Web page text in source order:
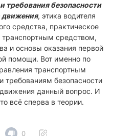
требования безопасности
, этика водителя
средства, практическое
транспортным средством,
и основы оказания первой
помощи. Вот именно по
транспортным
требованиям безопасности
данный вопрос. И
всё сперва в теории.
0